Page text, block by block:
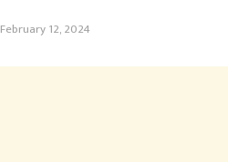
February 12, 2024